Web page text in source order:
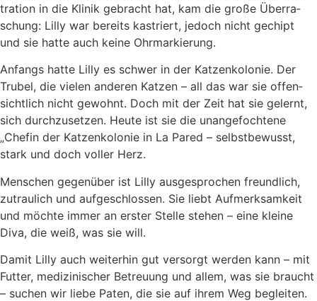
tra­ti­on in die Kli­nik gebracht hat, kam die gro­ße Über­ra­
schung: Lil­ly war bereits kas­triert, jedoch nicht gechipt
und sie hat­te auch kei­ne Ohr­mar­kie­rung.
Anfangs hat­te Lil­ly es schwer in der Kat­zen­ko­lo­nie. Der
Tru­bel, die vie­len ande­ren Kat­zen – all das war sie offen­
sicht­lich nicht gewohnt. Doch mit der Zeit hat sie gelernt,
sich durch­zu­set­zen. Heu­te ist sie die unan­ge­foch­te­ne
„Che­fin der Kat­zen­ko­lo­nie in La Pared – selbst­be­wusst,
stark und doch vol­ler Herz.
Men­schen gegen­über ist Lil­ly aus­ge­spro­chen freund­lich,
zutrau­lich und auf­ge­schlos­sen. Sie liebt Auf­merk­sam­keit
und möch­te immer an ers­ter Stel­le ste­hen – eine klei­ne
Diva, die weiß, was sie will.
Damit Lil­ly auch wei­ter­hin gut ver­sorgt wer­den kann – mit
Fut­ter, medi­zi­ni­scher Betreu­ung und allem, was sie braucht
– suchen wir lie­be Paten, die sie auf ihrem Weg beglei­ten.